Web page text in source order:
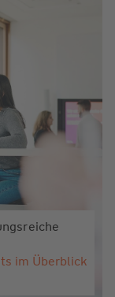
im Überblick